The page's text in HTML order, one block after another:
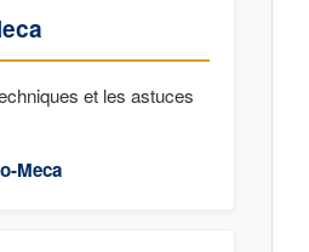
et les astuces
Meca